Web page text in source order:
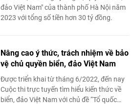
đảo Việt Nam" của thành phố Hà Nội năm
2023 với tổng số tiền hơn 30 tỷ đồng.
Nâng cao ý thức, trách nhiệm về bảo
vệ chủ quyền biển, đảo Việt Nam
Được triển khai từ tháng 6/2022, đến nay
Cuộc thi trực tuyến tìm hiểu kiến thức về
biển, đảo Việt Nam với chủ đề “Tổ quốc